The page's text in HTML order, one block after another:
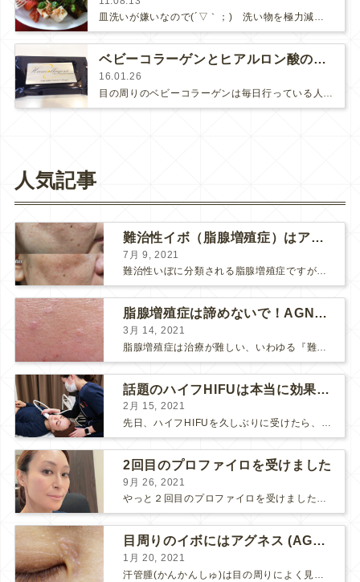
皿洗いが嫌いなので(´▽｀；)ゞ洗い物を極力減らすべく、知恵を絞りながら料理しています。で、ときどき（しょっちゅう！？）登場…
ベビーコラーゲンとヒアルロン酸の違い
16.01.26
人気記事
難治性イボ（脂腺増殖症）はアグネスAGNESが効果的です！
7月 9, 2021
難治性いぼに分類される脂腺増殖症ですが、脂腺増殖症はAGNESアグネスにとても良く反応して、きれいに治すことができます。 ↑ 脂腺増殖症をアグネスAGNESで３回治療した1ヶ月後の写真です。...
脂腺増殖症は諦めないで！AGNESアグネス治療でツルツル肌に！
3月 14, 2021
話題のハイフHIFUは本当に効果があるのか？
2月 15, 2021
先日、ハイフHIFUを久しぶりに受けたら、顔の調子がとても良い感じです♪ 私はハイフHIFU後はいつも３日位、人には気付かれない程度に軽く腫れて、その後、グングンと顔が引き締まります。 ...
2回目のプロファイロを受けました
9月 26, 2021
やっと２回目のプロファイロを受けました。 ↑ 写真はプロファイロ翌日です。 この距離の写真では凹凸は映らないですし、 実物も、首がよく見ると凹凸が残っている位で、 それも３日で...
目周りのイボにはアグネス (AGNES）が効く！（ほぼ）ノーダウンタイムのイボ治療
1月 20, 2021